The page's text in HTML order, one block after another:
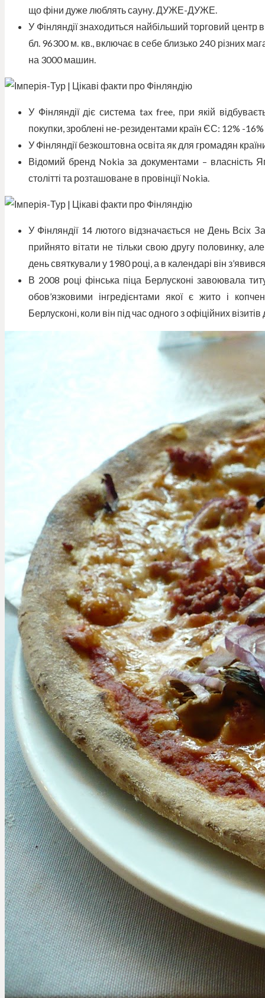
що фіни дуже люблять сауну. ДУЖЕ-ДУЖЕ.
У Фінляндії знаходиться найбільший торговий
бл. 96300 м. кв., включає в себе близько 240 різних
на 3000 машин.
У Фінляндії діє система tax free, при якій
покупки, зроблені не-резидентами країн ЄС: 12% -16%
У Фінляндії безкоштовна освіта як для громадян
Відомий бренд Nokia за документами – власність
столітті та розташоване в провінції Nokia.
У Фінляндії 14 лютого відзначається не День Всіх
прийнято вітати не тільки свою другу половинку,
день святкували у 1980 році, а в календарі він
В 2008 році фінська піца Берлусконі завоювала
обов’язковими інгредієнтами якої є жито і
Берлусконі, коли він під час одного з офіційних